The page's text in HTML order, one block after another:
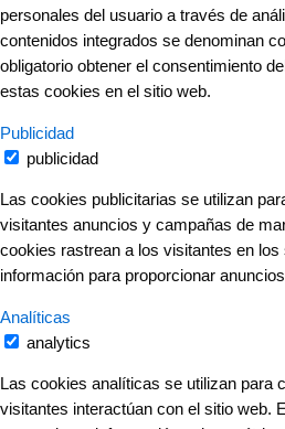
personales del usuario a través de
contenidos integrados se denominan
obligatorio obtener el consentimiento
estas cookies en el sitio web.
Publicidad
publicidad
Las cookies publicitarias se utilizan
visitantes anuncios y campañas de
cookies rastrean a los visitantes en
información para proporcionar
Analíticas
analytics
Las cookies analíticas se utilizan para
visitantes interactúan con el sitio web.